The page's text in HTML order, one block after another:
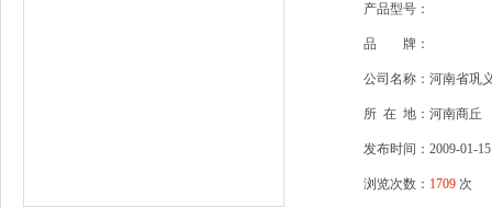
产品型号：
品 牌：
公司名称：河南省巩
所 在 地：河南商丘
发布时间：2009-01-15
浏览次数： 1709 次